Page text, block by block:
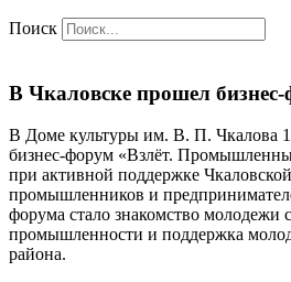
Поиск
В Чкаловске прошел
В Доме культуры им. В. П. Чкалова
бизнес-форум «Взлёт.
при активной поддержке
промышленников и
форума стало знакомство молодежи
промышленности и поддержка
района.